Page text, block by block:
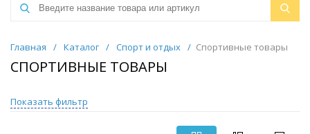
Главная / Каталог / Спорт и отдых / Спортивные товары
СПОРТИВНЫЕ ТОВАРЫ
Показать фильтр